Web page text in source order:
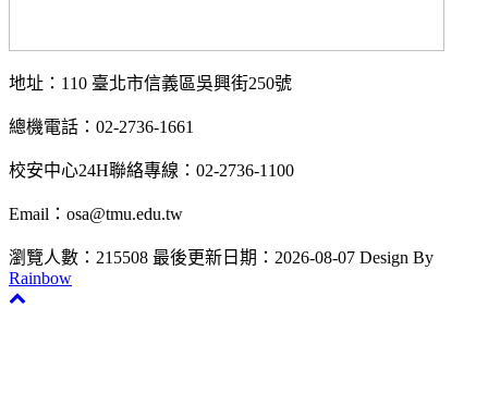
地址：110 臺北市信義區吳興街250號
總機電話：02-2736-1661
校安中心24H聯絡專線：02-2736-1100
Email：osa@tmu.edu.tw
瀏覽人數：215508 最後更新日期：2026-08-07 Design By
Rainbow